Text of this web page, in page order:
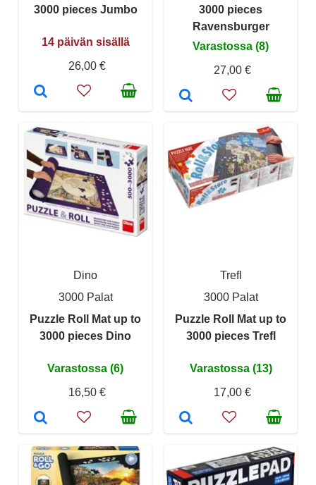
3000 pieces Jumbo
14 päivän sisällä
26,00 €
3000 pieces
Ravensburger
Varastossa (8)
27,00 €
Dino
3000 Palat
Puzzle Roll Mat up to
3000 pieces Dino
Varastossa (6)
16,50 €
Trefl
3000 Palat
Puzzle Roll Mat up to
3000 pieces Trefl
Varastossa (13)
17,00 €